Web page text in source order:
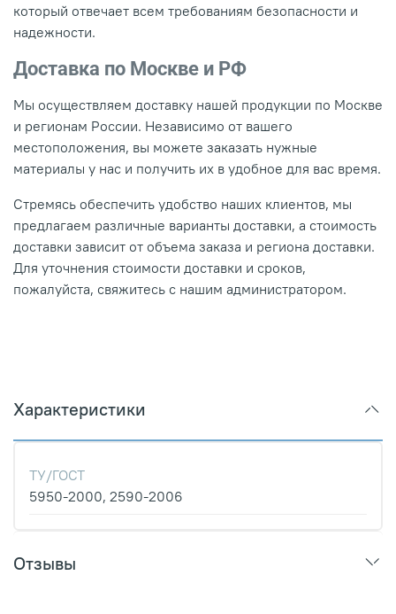
который отвечает всем требованиям безопасности и
надежности.
Доставка по Москве и РФ
Мы осуществляем доставку нашей продукции по Москве
и регионам России. Независимо от вашего
местоположения, вы можете заказать нужные
материалы у нас и получить их в удобное для вас время.
Стремясь обеспечить удобство наших клиентов, мы
предлагаем различные варианты доставки, а стоимость
доставки зависит от объема заказа и региона доставки.
Для уточнения стоимости доставки и сроков,
пожалуйста, свяжитесь с нашим администратором.
Характеристики
ТУ/ГОСТ
5950-2000, 2590-2006
Отзывы